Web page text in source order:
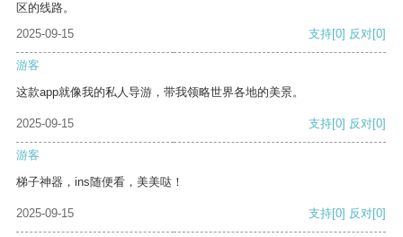
区的线路。
2025-09-15
支持[0] 反对[0]
游客
这款app就像我的私人导游，带我领略世界各地的美景。
2025-09-15 支持[0] 反对[0]
游客
梯子神器，ins随便看，美美哒！
2025-09-15 支持[0] 反对[0]